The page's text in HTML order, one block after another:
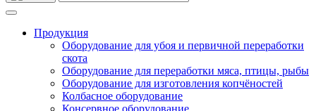
Продукция
Оборудование для убоя и первичной переработки
скота
Оборудование для переработки мяса, птицы, рыбы
Оборудование для изготовления копчёностей
Колбасное оборудование
Консервное оборудование